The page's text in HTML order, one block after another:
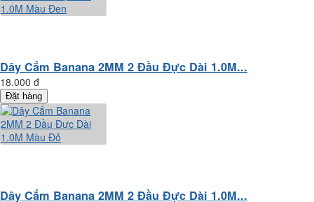
Dây Cắm Banana 2MM 2 Đầu Đực Dài 1.0M...
18.000 đ
Đặt hàng
Dây Cắm Banana 2MM 2 Đầu Đực Dài 1.0M...